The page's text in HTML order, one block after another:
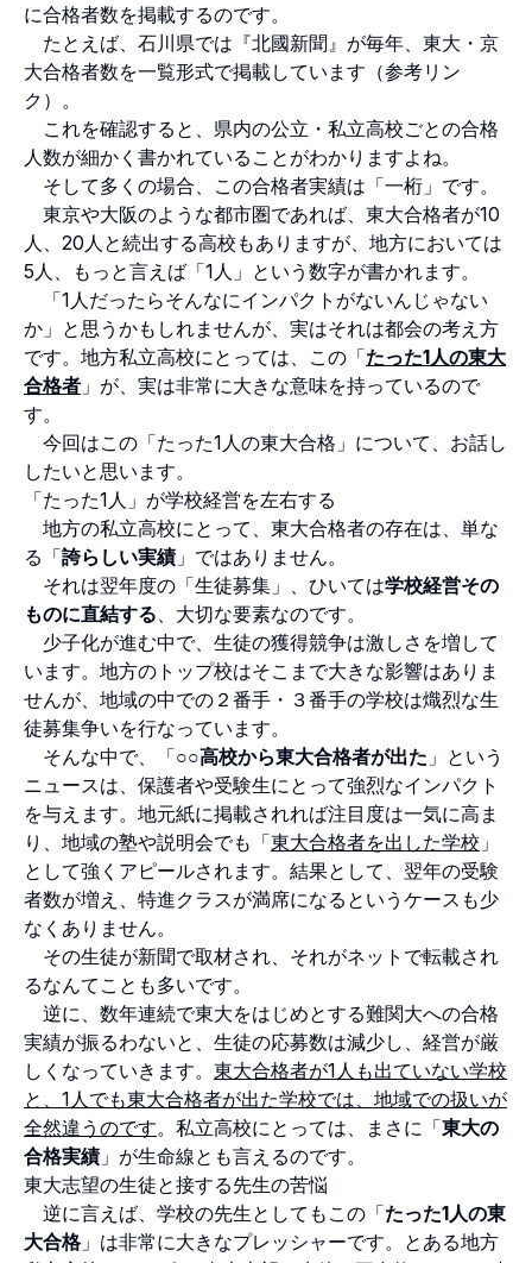
に合格者数を掲載するのです。
たとえば、石川県では『北國新聞』が毎年、東大・京
大合格者数を一覧形式で掲載しています（参考リン
ク ）。
これを確認すると、県内の公立・私立高校ごとの合格
人数が細かく書かれていることがわかりますよね。
そして多くの場合、この合格者実績は「一桁」です。
東京や大阪のような都市圏であれば、東大合格者が10
人、20人と続出する高校もありますが、地方においては
5人、もっと言えば「1人」という数字が書かれます。
「1人だったらそんなにインパクトがないんじゃない
か」と思うかもしれませんが、実はそれは都会の考え方
です。地方私立高校にとっては、この「たった1人の東大
合格者 」が、実は非常に大きな意味を持っているので
す。
今回はこの「たった1人の東大合格」について、お話し
したいと思います。
「たった1人」が学校経営を左右する
地方の私立高校にとって、東大合格者の存在は、単な
る「誇らしい実績 」ではありません。
それは翌年度の「生徒募集」、ひいては学校経営その
ものに直結する 、大切な要素なのです。
少子化が進む中で、生徒の獲得競争は激しさを増して
います。地方のトップ校はそこまで大きな影響はありま
せんが、地域の中での２番手・３番手の学校は熾烈な生
徒募集争いを行なっています。
そんな中で、「○○高校から東大合格者が出た 」という
ニュースは、保護者や受験生にとって強烈なインパクト
を与えます。地元紙に掲載されれば注目度は一気に高ま
り、地域の塾や説明会でも「東大合格者を出した学校 」
として強くアピールされます。結果として、翌年の受験
者数が増え、特進クラスが満席になるというケースも少
なくありません。
その生徒が新聞で取材され、それがネットで転載され
るなんてことも多いです。
逆に、数年連続で東大をはじめとする難関大への合格
実績が振るわないと、生徒の応募数は減少し、経営が厳
しくなっていきます。 東大合格者が1人も出ていない学校
と、1人でも東大合格者が出た学校では、地域での扱いが
全然違うのです。私立高校にとっては、まさに「東大の
合格実績 」が生命線とも言えるのです。
東大志望の生徒と接する先生の苦悩
逆に言えば、学校の先生としてもこの「たった1人の東
大合格」は非常に大きなプレッシャーです。とある地方